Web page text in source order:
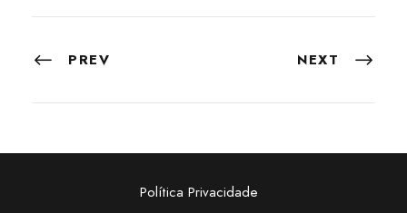
PREV NEXT
Política Privacidade